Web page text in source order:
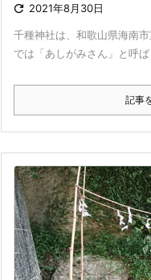
 2021年8月30日
千種神社は、和歌山県海南
では「あしがみさん」と呼
記事